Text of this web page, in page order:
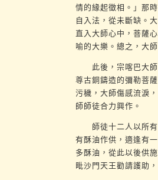
情的緣起徵相。」那
自入法，從未斷缺。
直入大師心中，菩薩
喻的大樂。總之，大
此後，宗喀巴大師
尊古銅鑄造的彌勒菩
污穢，大師傷感流淚
師師徒合力興作。
師徒十二人以所有
有酥油作供，適逢有
多酥油，從此以後供
毗沙門天王勸請護助